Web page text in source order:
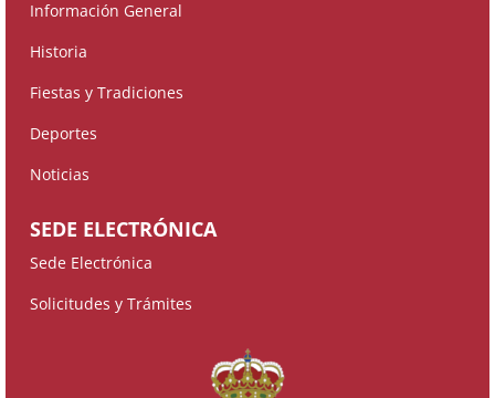
Información General
Historia
Fiestas y Tradiciones
Deportes
Noticias
SEDE ELECTRÓNICA
Sede Electrónica
Solicitudes y Trámites